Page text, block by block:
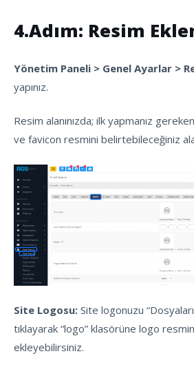
4.Adım: Resim
Yönetim Paneli > Genel Ayarlar >
yapınız.
Resim alanınızda; ilk yapmanız
ve favicon resmini belirtebileceğiniz
Site Logosu: Site logonuzu
tıklayarak “logo” klasörüne logo
ekleyebilirsiniz.